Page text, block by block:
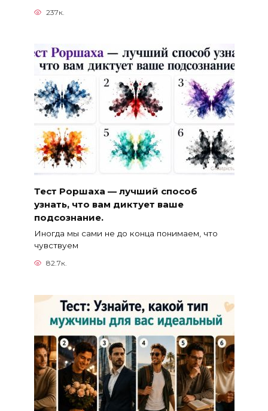
237к.
Тест Роршаха — лучший способ
узнать, что вам диктует ваше
подсознание.
Иногда мы сами не до конца понимаем, что
чувствуем
82.7к.